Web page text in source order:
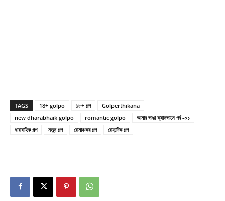
TAGS 18+ golpo ১৮+ গল্প
Golperthikana
new dharabhaik golpo
romantic golpo
আমার ভাঙা ক্যানভাসে পর্ব -০১
ধারাবাহিক গল্প
নতুন গল্প রোমাঞ্চকর গল্প রোমান্টিক গল্প